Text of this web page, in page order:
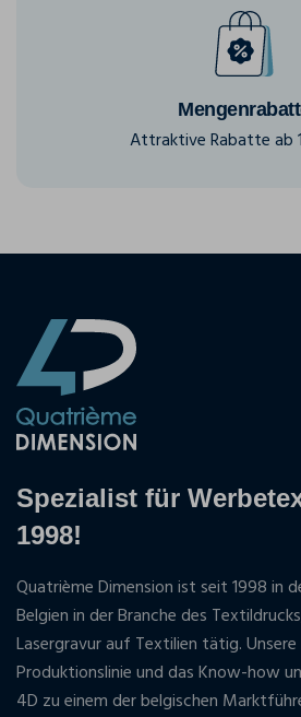
Attraktive Rabatte ab
Spezialist für
1998!
Quatrième Dimension ist seit 1998 in
Belgien in der Branche des
Lasergravur auf Textilien tätig.
Produktionslinie und das Know-how
4D zu einem der belgischen